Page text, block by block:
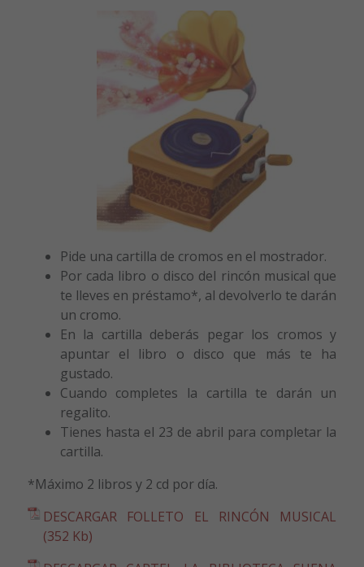
Pide una cartilla de cromos en el mostrador.
Por cada libro o disco del rincón musical que
te lleves en préstamo*, al devolverlo te darán
un cromo.
En la cartilla deberás pegar los cromos y
apuntar el libro o disco que más te ha
gustado.
Cuando completes la cartilla te darán un
regalito.
Tienes hasta el 23 de abril para completar la
cartilla.
*Máximo 2 libros y 2 cd por día.
DESCARGAR FOLLETO EL RINCÓN MUSICAL
(352 Kb)